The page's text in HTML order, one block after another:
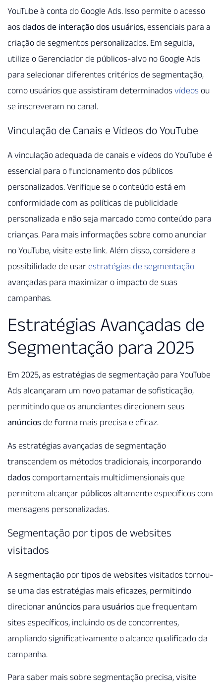
YouTube à conta do Google Ads. Isso permite o acesso
aos dados de interação dos usuários, essenciais para a
criação de segmentos personalizados. Em seguida,
utilize o Gerenciador de públicos-alvo no Google Ads
para selecionar diferentes critérios de segmentação,
como usuários que assistiram determinados vídeos ou
se inscreveram no canal.
Vinculação de Canais e Vídeos do YouTube
A vinculação adequada de canais e vídeos do YouTube é
essencial para o funcionamento dos públicos
personalizados. Verifique se o conteúdo está em
conformidade com as políticas de publicidade
personalizada e não seja marcado como conteúdo para
crianças. Para mais informações sobre como anunciar
no YouTube, visite este link. Além disso, considere a
possibilidade de usar estratégias de segmentação
avançadas para maximizar o impacto de suas
campanhas.
Estratégias Avançadas de
Segmentação para 2025
Em 2025, as estratégias de segmentação para YouTube
Ads alcançaram um novo patamar de sofisticação,
permitindo que os anunciantes direcionem seus
anúncios de forma mais precisa e eficaz.
As estratégias avançadas de segmentação
transcendem os métodos tradicionais, incorporando
dados comportamentais multidimensionais que
permitem alcançar públicos altamente específicos com
mensagens personalizadas.
Segmentação por tipos de websites
visitados
A segmentação por tipos de websites visitados tornou-
se uma das estratégias mais eficazes, permitindo
direcionar anúncios para usuários que frequentam
sites específicos, incluindo os de concorrentes,
ampliando significativamente o alcance qualificado da
campanha.
Para saber mais sobre segmentação precisa, visite